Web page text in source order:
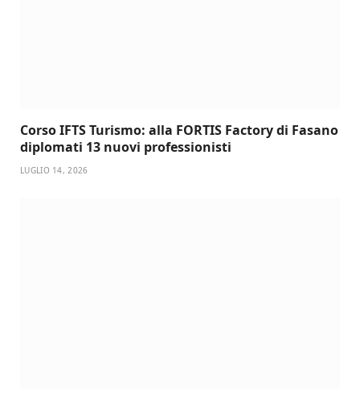
Corso IFTS Turismo: alla FORTIS Factory di Fasano
diplomati 13 nuovi professionisti
LUGLIO 14, 2026